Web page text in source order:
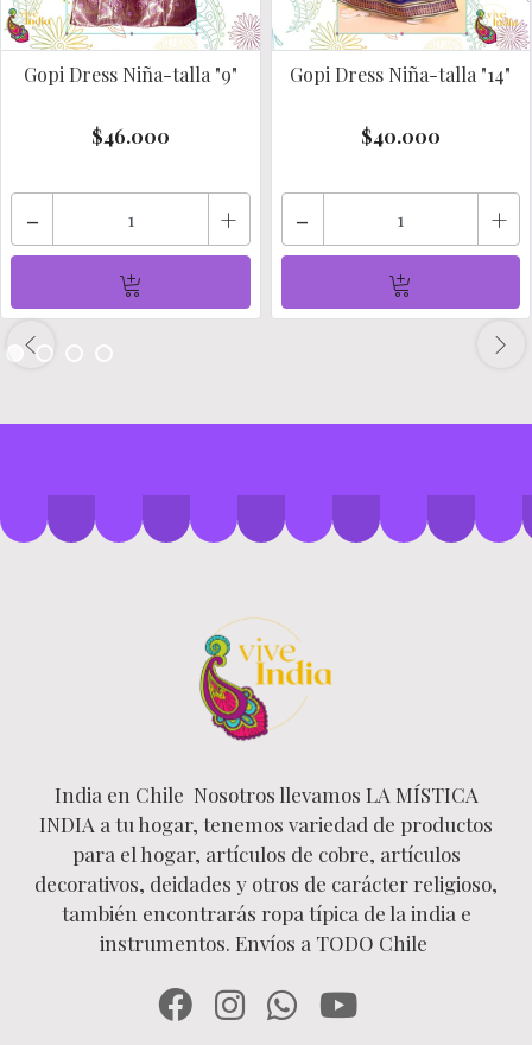
Gopi Dress Niña-talla "9"
$46.000
- +
Gopi Dress Niña-talla "14"
$40.000
- +
India en Chile Nosotros llevamos LA MÍSTICA
INDIA a tu hogar, tenemos variedad de productos
para el hogar, artículos de cobre, artículos
decorativos, deidades y otros de carácter religioso,
también encontrarás ropa típica de la india e
instrumentos. Envíos a TODO Chile